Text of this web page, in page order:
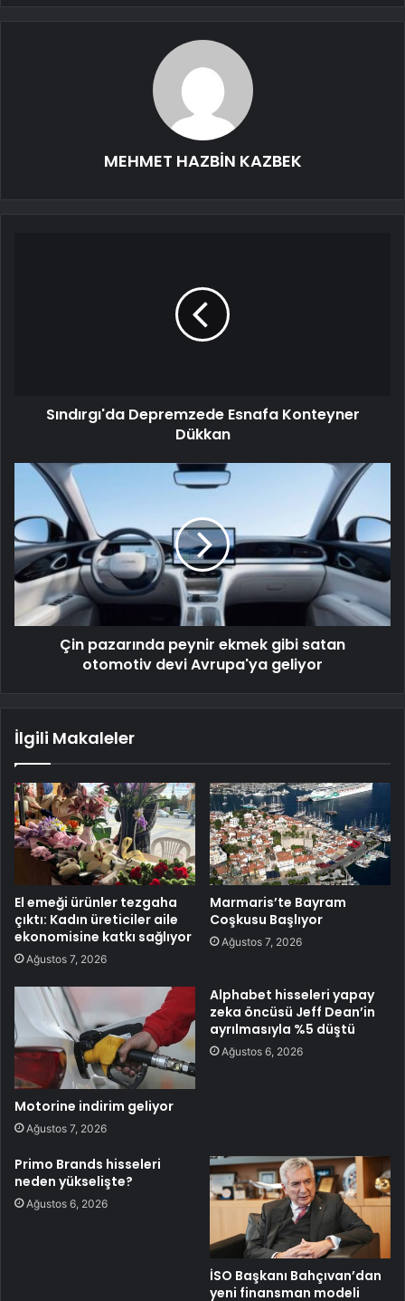
MEHMET HAZBİN KAZBEK
Sındırgı'da Depremzede Esnafa Konteyner
Dükkan
Çin pazarında peynir ekmek gibi satan
otomotiv devi Avrupa'ya geliyor
İlgili Makaleler
El emeği ürünler tezgaha
çıktı: Kadın üreticiler aile
ekonomisine katkı sağlıyor
Ağustos 7, 2026
Marmaris’te Bayram
Coşkusu Başlıyor
Ağustos 7, 2026
Motorine indirim geliyor
Ağustos 7, 2026
Alphabet hisseleri yapay
zeka öncüsü Jeff Dean’in
ayrılmasıyla %5 düştü
Ağustos 6, 2026
Primo Brands hisseleri
neden yükselişte?
Ağustos 6, 2026
İSO Başkanı Bahçıvan’dan
yeni finansman modeli